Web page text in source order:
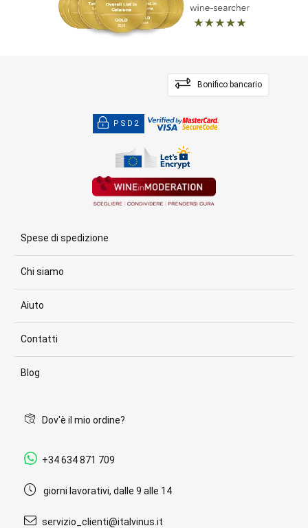
Bonifico bancario
PSD2
Spese di spedizione
Chi siamo
Aiuto
Contatti
Blog
Dov'è il mio ordine?
+34 634 871 709
giorni lavorativi, dalle 9 alle 14
servizio_clienti@italvinus.it